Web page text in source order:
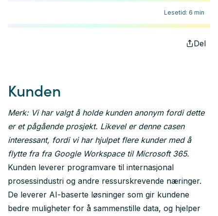
Lesetid: 6 min
Del
Kunden
Merk: Vi har valgt å holde kunden anonym fordi dette
er et pågående prosjekt. Likevel er denne casen
interessant, fordi vi har hjulpet flere kunder med å
flytte fra fra Google Workspace til Microsoft 365.
Kunden leverer programvare til internasjonal
prosessindustri og andre ressurskrevende næringer.
De leverer AI-baserte løsninger som gir kundene
bedre muligheter for å sammenstille data, og hjelper